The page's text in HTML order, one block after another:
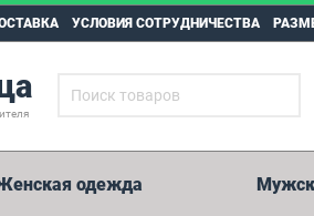
УСЛОВИЯ СОТРУДНИЧЕСТВА
одежда